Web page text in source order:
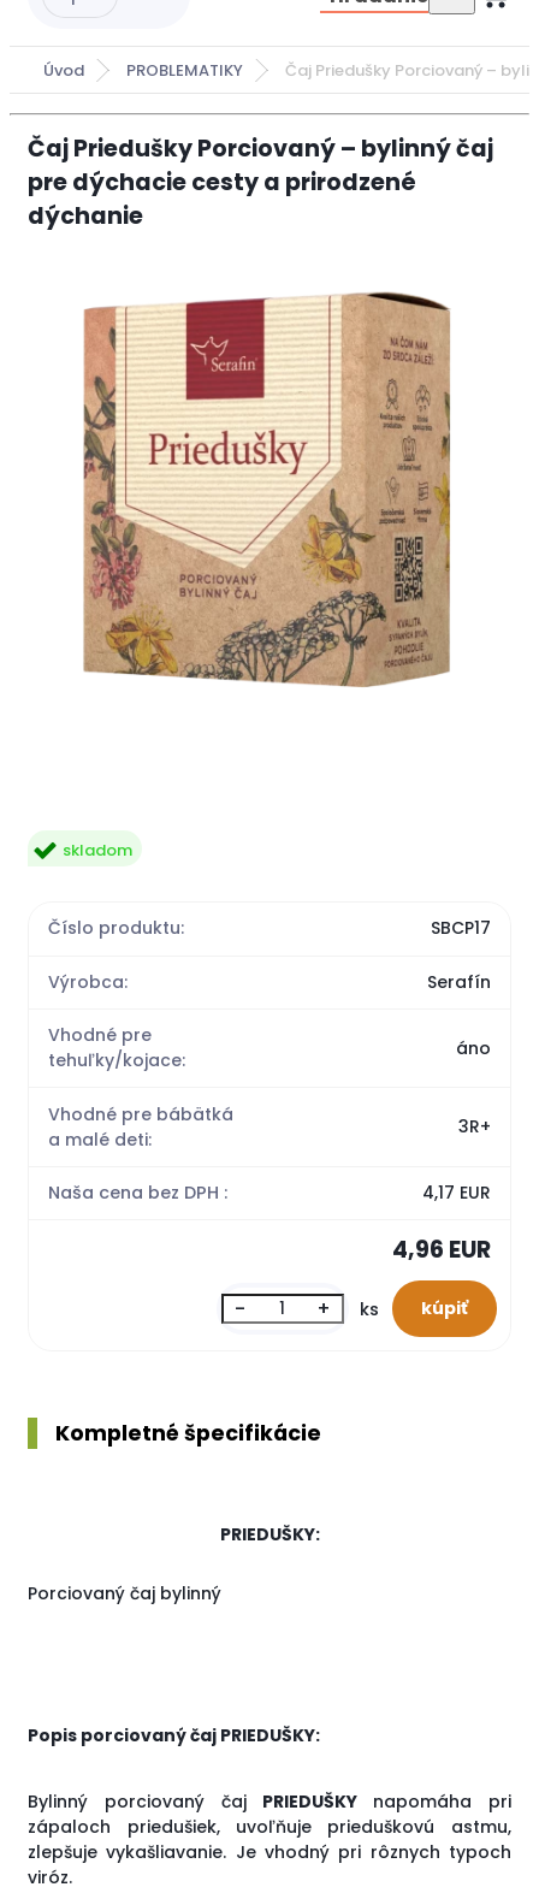
Úvod PROBLEMATIKY Čaj Priedušky Porciovaný –
Čaj Priedušky Porciovaný – bylinný čaj
pre dýchacie cesty a prirodzené
dýchanie
skladom
Číslo produktu: SBCP17
Výrobca: Serafín
Vhodné pre
tehuľky/kojace:
áno
Vhodné pre bábätká
a malé deti:
3R+
Naša cena bez DPH : 4,17 EUR
4,96 EUR
- + ks
Kompletné špecifikácie
PRIEDUŠKY:
Porciovaný čaj bylinný
Popis porciovaný čaj PRIEDUŠKY:
Bylinný porciovaný čaj PRIEDUŠKY napomáha pri
zápaloch priedušiek, uvoľňuje prieduškovú astmu,
zlepšuje vykašliavanie. Je vhodný pri rôznych typoch
viróz.